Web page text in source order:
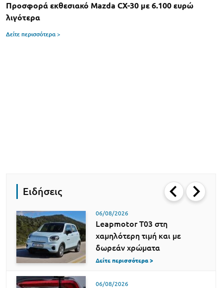
Προσφορά εκθεσιακό Mazda CX-30 με 6.100 ευρώ
λιγότερα
Δείτε περισσότερα >
Ειδήσεις
06/08/2026
Leapmotor T03 στη
χαμηλότερη τιμή και με
δωρεάν χρώματα
Δείτε περισσότερα >
06/08/2026